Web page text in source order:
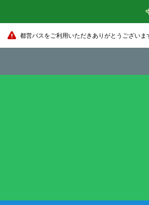
都営バスをご利用いただきありがとうございま